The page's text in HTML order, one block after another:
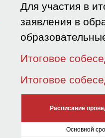
Для участия в
заявления в
Итоговое
Итоговое
Расписание
Основной